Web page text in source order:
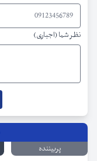
نظر شما (اجباری)
پربیننده